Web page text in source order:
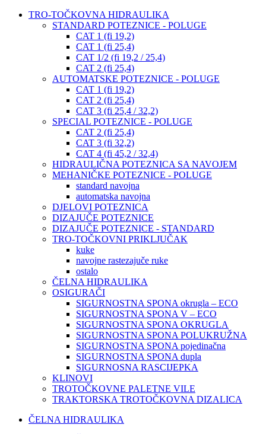
TRO-TOČKOVNA HIDRAULIKA
STANDARD POTEZNICE - POLUGE
CAT 1 (fi 19,2)
CAT 1 (fi 25,4)
CAT 1/2 (fi 19,2 / 25,4)
CAT 2 (fi 25,4)
AUTOMATSKE POTEZNICE - POLUGE
CAT 1 (fi 19,2)
CAT 2 (fi 25,4)
CAT 3 (fi 25,4 / 32,2)
SPECIAL POTEZNICE - POLUGE
CAT 2 (fi 25,4)
CAT 3 (fi 32,2)
CAT 4 (fi 45,2 / 32,4)
HIDRAULIČNA POTEZNICA SA NAVOJEM
MEHANIČKE POTEZNICE - POLUGE
standard navojna
automatska navojna
DJELOVI POTEZNICA
DIZAJUČE POTEZNICE
DIZAJUČE POTEZNICE - STANDARD
TRO-TOČKOVNI PRIKLJUČAK
kuke
navojne rastezajuče ruke
ostalo
ČELNA HIDRAULIKA
OSIGURAČI
SIGURNOSTNA SPONA okrugla – ECO
SIGURNOSTNA SPONA V – ECO
SIGURNOSTNA SPONA OKRUGLA
SIGURNOSTNA SPONA POLUKRUŽNA
SIGURNOSTNA SPONA pojedinačna
SIGURNOSTNA SPONA dupla
SIGURNOSNA RASCIJEPKA
KLINOVI
TROTOČKOVNE PALETNE VILE
TRAKTORSKA TROTOČKOVNA DIZALICA
ČELNA HIDRAULIKA